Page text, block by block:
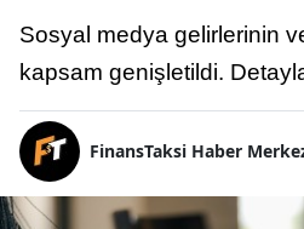
Sosyal medya gelirlerinin
kapsam genişletildi.
FinansTaksi Haber